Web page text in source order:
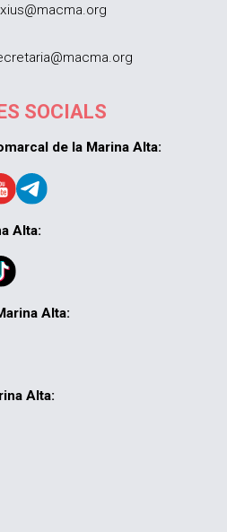
SOCIALS
de la Marina Alta:
Alta:
Alta:
Alta: